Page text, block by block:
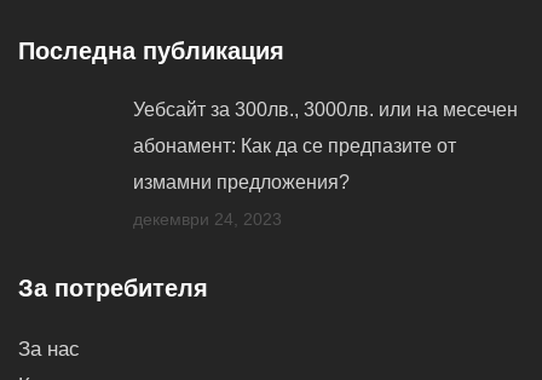
Последна публикация
Уебсайт за 300лв., 3000лв. или на месечен
абонамент: Как да се предпазите от
измамни предложения?
декември 24, 2023
За потребителя
За нас